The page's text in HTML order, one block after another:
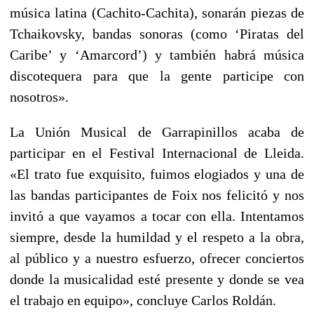
música latina (Cachito-Cachita), sonarán piezas de
Tchaikovsky, bandas sonoras (como ‘Piratas del
Caribe’ y ‘Amarcord’) y también habrá música
discotequera para que la gente participe con
nosotros».
La Unión Musical de Garrapinillos acaba de
participar en el Festival Internacional de Lleida.
«El trato fue exquisito, fuimos elogiados y una de
las bandas participantes de Foix nos felicitó y nos
invitó a que vayamos a tocar con ella. Intentamos
siempre, desde la humildad y el respeto a la obra,
al público y a nuestro esfuerzo, ofrecer conciertos
donde la musicalidad esté presente y donde se vea
el trabajo en equipo», concluye Carlos Roldán.